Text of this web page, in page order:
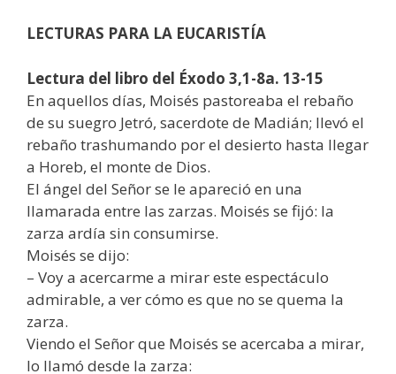
LECTURAS PARA LA EUCARISTÍA
Lectura del libro del Éxodo 3,1-8a. 13-15
En aquellos días, Moisés pastoreaba el rebaño
de su suegro Jetró, sacerdote de Madián; llevó el
rebaño trashumando por el desierto hasta llegar
a Horeb, el monte de Dios.
El ángel del Señor se le apareció en una
llamarada entre las zarzas. Moisés se fijó: la
zarza ardía sin consumirse.
Moisés se dijo:
– Voy a acercarme a mirar este espectáculo
admirable, a ver cómo es que no se quema la
zarza.
Viendo el Señor que Moisés se acercaba a mirar,
lo llamó desde la zarza: